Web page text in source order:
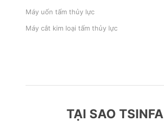
Máy uốn tấm thủy lực
Máy cắt kim loại tấm thủy lực
TẠI SAO TSINFA